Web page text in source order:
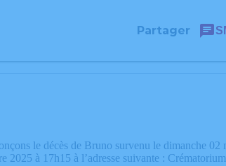
Partager
le décès de Bruno survenu le dimanche
2025 à 17h15 à l’adresse suivante :